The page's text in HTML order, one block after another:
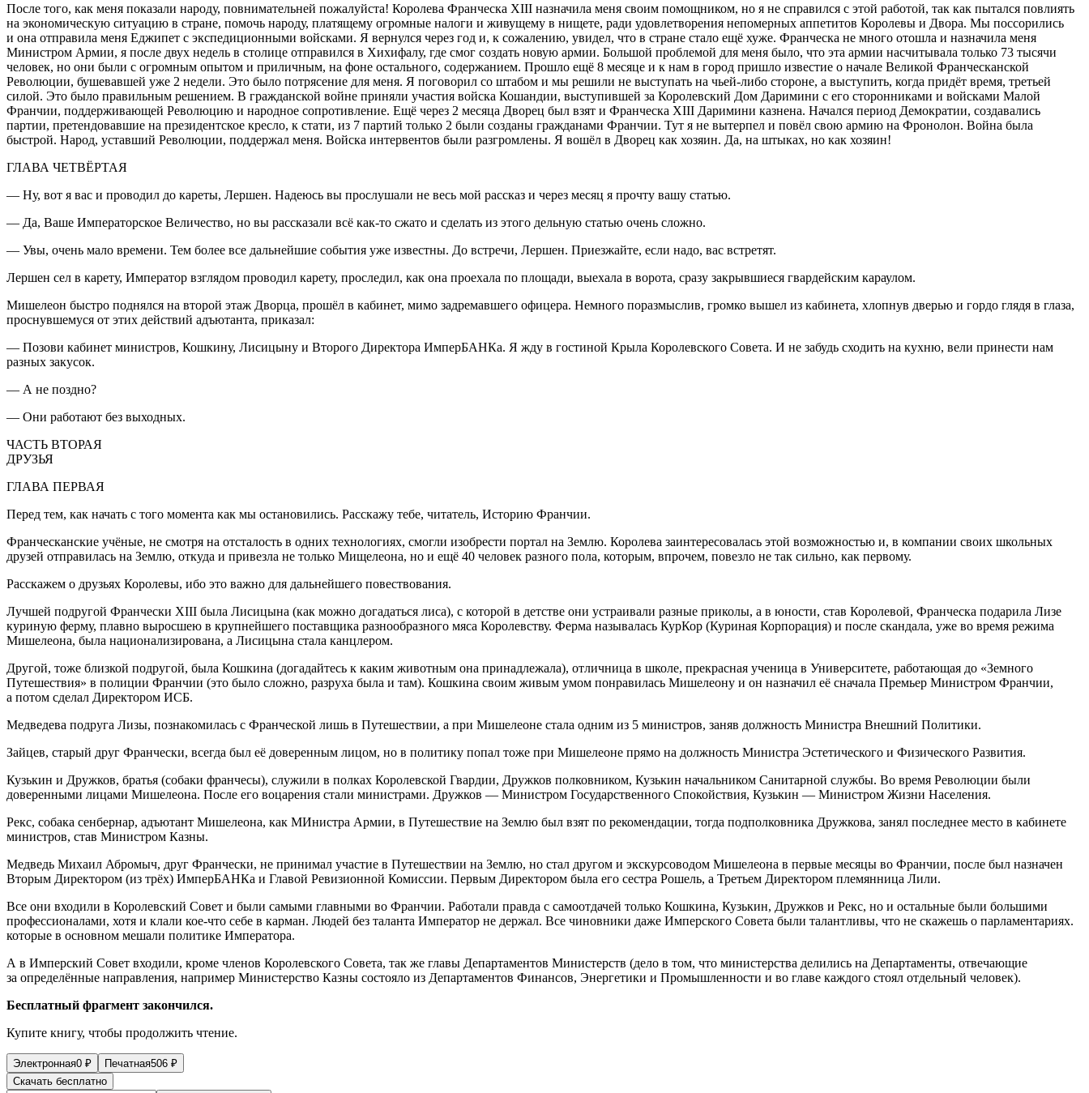
После того, как меня показали народу, повнимательней пожалуйста! Королева Франческа XIII назначила меня своим помощником, но я не справился с этой работой, так как пытался повлиять
на экономическую ситуацию в стране, помочь народу, платящему огромные налоги и живущему в нищете, ради удовлетворения непомерных аппетитов Королевы и Двора. Мы поссорились
и она отправила меня Еджипет с экспедиционными войсками. Я вернулся через год и, к сожалению, увидел, что в стране стало ещё хуже. Франческа не много отошла и назначила меня
Министром Армии, я после двух недель в столице отправился в Хихифалу, где смог создать новую армии. Большой проблемой для меня было, что эта армии насчитывала только 73 тысячи
человек, но они были с огромным опытом и приличным, на фоне остального, содержанием. Прошло ещё 8 месяце и к нам в город пришло известие о начале Великой Франческанской
Революции, бушевавшей уже 2 недели. Это было потрясение для меня. Я поговорил со штабом и мы решили не выступать на чьей-либо стороне, а выступить, когда придёт время, третьей
силой. Это было правильным решением. В гражданской войне приняли участия войска Кошандии, выступившей за Королевский Дом Даримини с его сторонниками и войсками Малой
Франчии, поддерживающей Революцию и народное сопротивление. Ещё через 2 месяца Дворец был взят и Франческа XIII Даримини казнена. Начался период Демократии, создавались
партии, претендовавшие на президентское кресло, к стати, из 7 партий только 2 были созданы гражданами Франчии. Тут я не вытерпел и повёл свою армию на Фронолон. Война была
быстрой. Народ, уставший Революции, поддержал меня. Войска интервентов были разгромлены. Я вошёл в Дворец как хозяин. Да, на штыках, но как хозяин!
ГЛАВА ЧЕТВЁРТАЯ
— Ну, вот я вас и проводил до кареты, Лершен. Надеюсь вы прослушали не весь мой рассказ и через месяц я прочту вашу статью.
— Да, Ваше Императорское Величество, но вы рассказали всё как-то сжато и сделать из этого дельную статью очень сложно.
— Увы, очень мало времени. Тем более все дальнейшие события уже известны. До встречи, Лершен. Приезжайте, если надо, вас встретят.
Лершен сел в карету, Император взглядом проводил карету, проследил, как она проехала по площади, выехала в ворота, сразу закрывшиеся гвардейским караулом.
Мишелеон быстро поднялся на второй этаж Дворца, прошёл в кабинет, мимо задремавшего офицера. Немного поразмыслив, громко вышел из кабинета, хлопнув дверью и гордо глядя в глаза,
проснувшемуся от этих действий адъютанта, приказал:
— Позови кабинет министров, Кошкину, Лисицыну и Второго Директора ИмперБАНКа. Я жду в гостиной Крыла Королевского Совета. И не забудь сходить на кухню, вели принести нам
разных закусок.
— А не поздно?
— Они работают без выходных.
ЧАСТЬ ВТОРАЯ
ДРУЗЬЯ
ГЛАВА ПЕРВАЯ
Перед тем, как начать с того момента как мы остановились. Расскажу тебе, читатель, Историю Франчии.
Франческанские учёные, не смотря на отсталость в одних технологиях, смогли изобрести портал на Землю. Королева заинтересовалась этой возможностью и, в компании своих школьных
друзей отправилась на Землю, откуда и привезла не только Мищелеона, но и ещё 40 человек разного пола, которым, впрочем, повезло не так сильно, как первому.
Расскажем о друзьях Королевы, ибо это важно для дальнейшего повествования.
Лучшей подругой Франчески XIII была Лисицына (как можно догадаться лиса), с которой в детстве они устраивали разные приколы, а в юности, став Королевой, Франческа подарила Лизе
куриную ферму, плавно выросшею в крупнейшего поставщика разнообразного мяса Королевству. Ферма называлась КурКор (Куриная Корпорация) и после скандала, уже во время режима
Мишелеона, была национализирована, а Лисицына стала канцлером.
Другой, тоже близкой подругой, была Кошкина (догадайтесь к каким животным она принадлежала), отличница в школе, прекрасная ученица в Университете, работающая до «Земного
Путешествия» в полиции Франчии (это было сложно, разруха была и там). Кошкина своим живым умом понравилась Мишелеону и он назначил её сначала Премьер Министром Франчии,
а потом сделал Директором ИСБ.
Медведева подруга Лизы, познакомилась с Франческой лишь в Путешествии, а при Мишелеоне стала одним из 5 министров, заняв должность Министра Внешний Политики.
Зайцев, старый друг Франчески, всегда был её доверенным лицом, но в политику попал тоже при Мишелеоне прямо на должность Министра Эстетического и Физического Развития.
Кузькин и Дружков, братья (собаки франчесы), служили в полках Королевской Гвардии, Дружков полковником, Кузькин начальником Санитарной службы. Во время Революции были
доверенными лицами Мишелеона. После его воцарения стали министрами. Дружков — Министром Государственного Спокойствия, Кузькин — Министром Жизни Населения.
Рекс, собака сенбернар, адъютант Мишелеона, как МИнистра Армии, в Путешествие на Землю был взят по рекомендации, тогда подполковника Дружкова, занял последнее место в кабинете
министров, став Министром Казны.
Медведь Михаил Абромыч, друг Франчески, не принимал участие в Путешествии на Землю, но стал другом и экскурсоводом Мишелеона в первые месяцы во Франчии, после был назначен
Вторым Директором (из трёх) ИмперБАНКа и Главой Ревизионной Комиссии. Первым Директором была его сестра Рошель, а Третьем Директором племянница Лили.
Все они входили в Королевский Совет и были самыми главными во Франчии. Работали правда с самоотдачей только Кошкина, Кузькин, Дружков и Рекс, но и остальные были большими
профессионалами, хотя и клали кое-что себе в карман. Людей без таланта Император не держал. Все чиновники даже Имперского Совета были талантливы, что не скажешь о парламентариях.
которые в основном мешали политике Императора.
А в Имперский Совет входили, кроме членов Королевского Совета, так же главы Департаментов Министерств (дело в том, что министерства делились на Департаменты, отвечающие
за определённые направления, например Министерство Казны состояло из Департаментов Финансов, Энергетики и Промышленности и во главе каждого стоял отдельный человек).
Бесплатный фрагмент закончился.
Купите книгу, чтобы продолжить чтение.
Электронная0 ₽ Печатная506 ₽
Скачать бесплатно